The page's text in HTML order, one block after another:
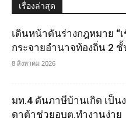
เรื่องล่าสุด
เดินหน้าดันร่างกฎหมาย “
กระจายอำนาจท้องถิ่น 2
8 สิงหาคม 2026
มท.4 ดันภาษีบ้านเกิด เป็น
ดาต้าช่วยอบต.ทำงานง่าย